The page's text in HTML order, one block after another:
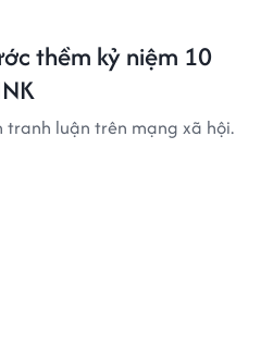
thềm kỷ niệm 10
luận trên mạng xã hội.